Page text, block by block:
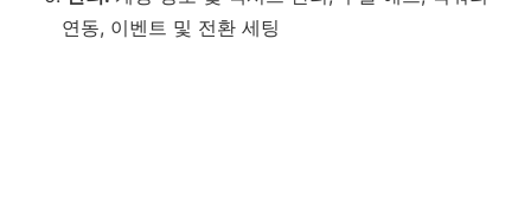
연동, 이벤트 및 전환 세팅